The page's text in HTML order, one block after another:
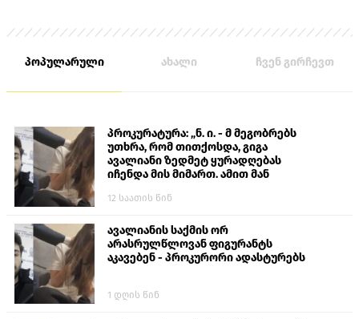
პოპულარული ახალი ჩვენ გირჩევთ
პროკურატურა: „ნ. ი. - მ მეგობრებს
უთხრა, რომ თითქოსდა, გიგა
ავალიანი ზედმეტ ყურადღებას
იჩენდა მის მიმართ. ამით მან
თავს დასხმოდა გიგა ავალიანს“
12 საათის წინ
ავალიანის საქმის ორ
არასრულწლოვან ფიგურანტს
აკავებენ - პროკურორი ადასტურებს
1 დღის წინ